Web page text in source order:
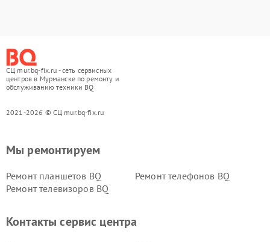
СЦ mur.bq-fix.ru - сеть сервисных
центров в Мурманске по ремонту и
обслуживанию техники BQ
2021-2026 © СЦ mur.bq-fix.ru
Мы ремонтируем
Ремонт планшетов BQ
Ремонт телефонов BQ
Ремонт телевизоров BQ
Контакты сервис центра